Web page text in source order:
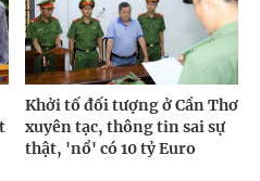
Khởi tố đối tượng ở Cần Thơ
xuyên tạc, thông tin sai sự
thật, 'nổ' có 10 tỷ Euro